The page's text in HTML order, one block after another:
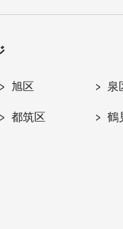
旭区 泉
都筑区 鶴